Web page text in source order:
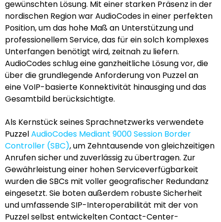
gewünschten Lösung. Mit einer starken Präsenz in der
nordischen Region war AudioCodes in einer perfekten
Position, um das hohe Maß an Unterstützung und
professionellem Service, das für ein solch komplexes
Unterfangen benötigt wird, zeitnah zu liefern.
AudioCodes schlug eine ganzheitliche Lösung vor, die
über die grundlegende Anforderung von Puzzel an
eine VoIP-basierte Konnektivität hinausging und das
Gesamtbild berücksichtigte.
Als Kernstück seines Sprachnetzwerks verwendete
PuzzelAudioCodes Mediant 9000 Session Border
Controller (SBC), um Zehntausende von gleichzeitigen
Anrufen sicher und zuverlässig zu übertragen. Zur
Gewährleistung einer hohen Serviceverfügbarkeit
wurden die SBCs mit voller geografischer Redundanz
eingesetzt. Sie boten außerdem robuste Sicherheit
und umfassende SIP-Interoperabilität mit der von
Puzzel selbst entwickelten Contact-Center-